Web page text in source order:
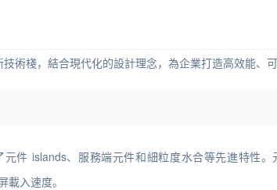
術棧，結合現代化的設計理念，為企業打造高效能、
件 islands、服務端元件和細粒度水合等先進特性
入速度。